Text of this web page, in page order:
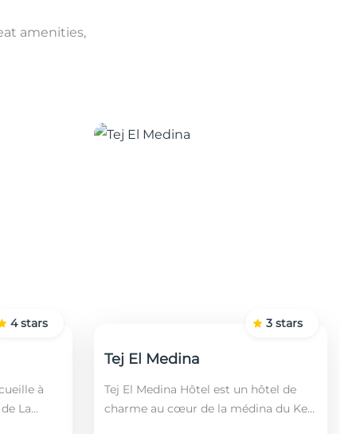
amenities,
à
La
4 stars
Tej El Medina
Tej El Medina Hôtel est un hôtel de
charme au cœur de la médina du Kef,
3 stars